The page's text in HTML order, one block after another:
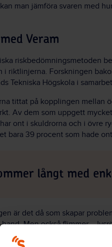
man jämföra svaren med
Veram
riskbedömningsmetoden
i riktlinjerna. Forskningen
Tekniska Högskola i
tittat på kopplingen mellan
Av dem som uppgett
ont i skuldrorna och i övre
bara 39 procent som hade
långt med
är det då som skapar
Men också flimmer –
har också betydelse, varför